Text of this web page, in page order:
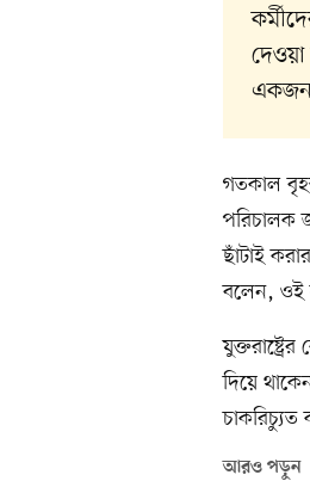
দেওয়া
একজন
গতকাল
পরিচালক
ছাঁটাই
বলেন, ওই
দিয়ে
চাকরিচ্যুত
আরও পড়ুন